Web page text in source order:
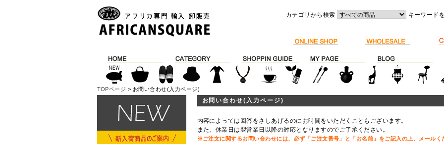
カテゴリから検索 キーワード
TOPページ > お問い合わせ(入力ページ)
お問い合わせ(入力ページ)
内容によっては回答をさしあげるのにお時間をいただくこともございます。
また、休業日は翌営業日以降の対応となりますのでご了承ください。
※ご注文に関するお問い合わせには、必ず「ご注文番号」と「お名前」をご記入の上、メール